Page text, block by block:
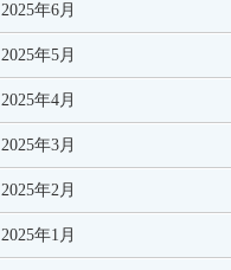
2025年6月
2025年5月
2025年4月
2025年3月
2025年2月
2025年1月